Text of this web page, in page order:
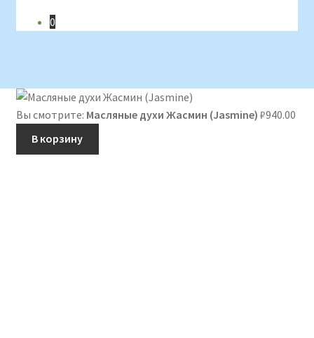
0
Вы смотрите: Масляные духи Жасмин (Jasmine) ₽940.00
В корзину